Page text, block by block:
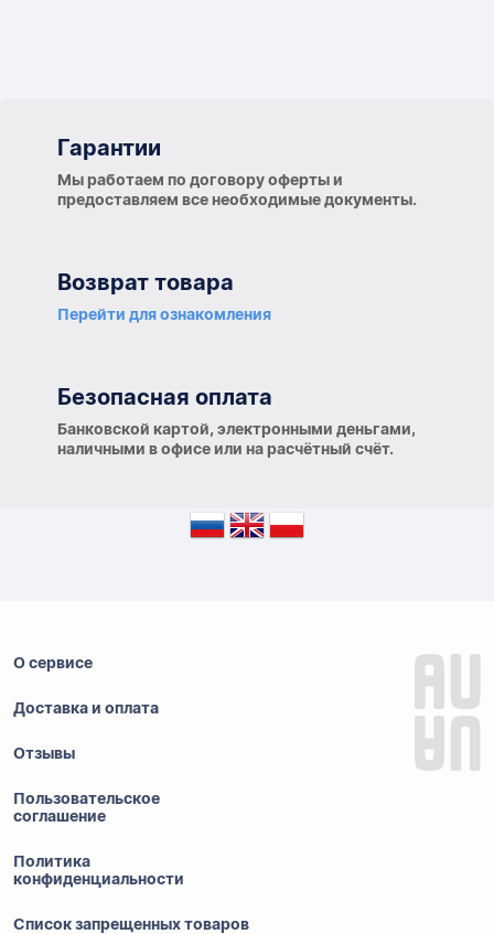
Гарантии
Мы работаем по договору оферты и
предоставляем все необходимые документы.
Возврат товара
Перейти для ознакомления
Безопасная оплата
Банковской картой, электронными деньгами,
наличными в офисе или на расчётный счёт.
О сервисе
Доставка и оплата
Отзывы
Пользовательское
соглашение
Политика
конфиденциальности
Список запрещенных товаров